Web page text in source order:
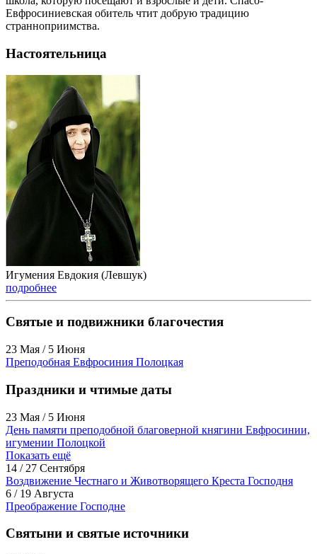
Евфросиниевская обитель чтит добрую традицию
странноприимства.
Настоятельница
Игумения Евдокия (Левшук)
подробнее
Святые и подвижники благочестия
23 Мая / 5 Июня
Преподобная Евфросиния Полоцкая
Праздники и чтимые даты
23 Мая / 5 Июня
День памяти преподобной благоверной княгини Евфросинии,
игумении Полоцкой
Показать ещё
14 / 27 Сентября
Воздвижение Честнаго и Животворящего Креста Господня
6 / 19 Августа
Преображение Господне
Святыни и святые источники